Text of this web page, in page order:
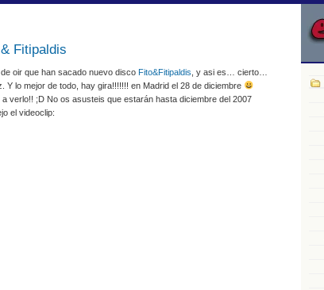
Fitipaldis
oir que han sacado nuevo disco Fito&Fitipaldis , y asi es… cierto…
Y lo mejor de todo, hay gira!!!!!!! en Madrid el 28 de diciembre
verlo!! ;D No os asusteis que estarán hasta diciembre del 2007
el videoclip: